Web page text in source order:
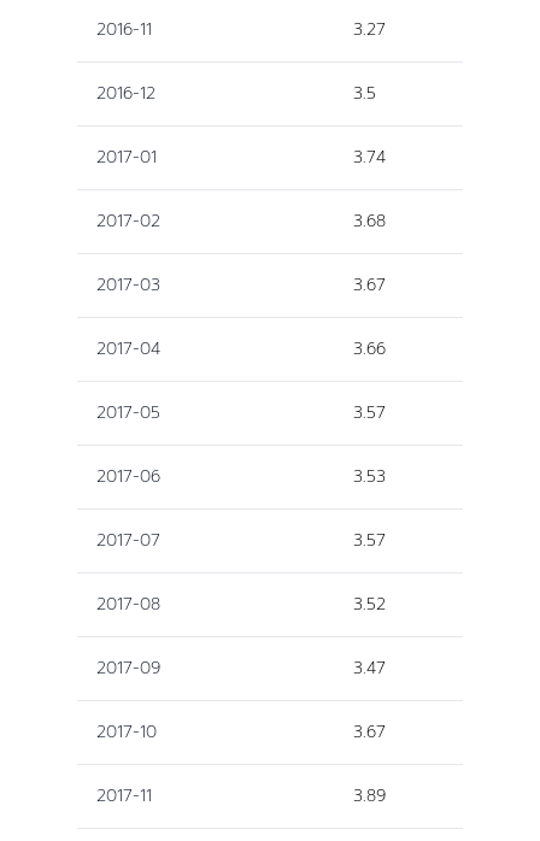
2016-11 3.27
2016-12 3.5
2017-01 3.74
2017-02 3.68
2017-03 3.67
2017-04 3.66
2017-05 3.57
2017-06 3.53
2017-07 3.57
2017-08 3.52
2017-09 3.47
2017-10 3.67
2017-11 3.89